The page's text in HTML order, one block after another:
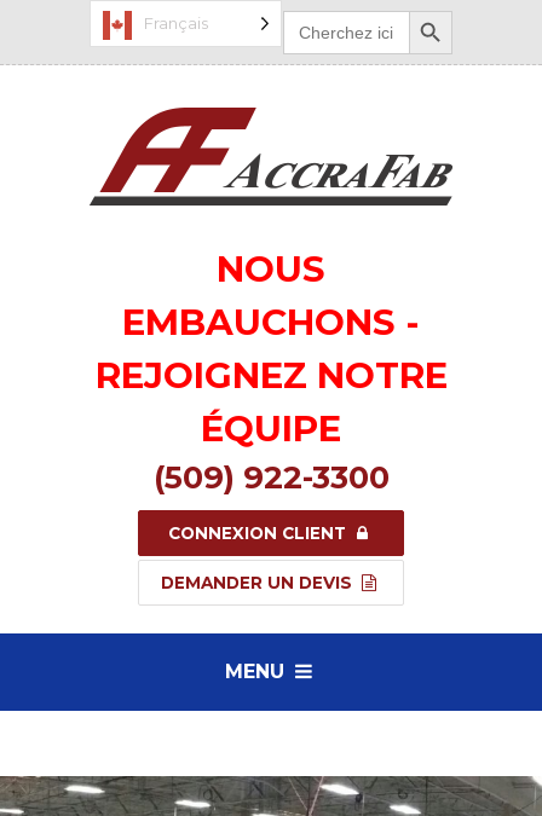
Recherchez Bouton de recherche
Français
NOUS
EMBAUCHONS -
REJOIGNEZ NOTRE
ÉQUIPE
(509) 922-3300
CONNEXION CLIENT
DEMANDER UN DEVIS
MENU